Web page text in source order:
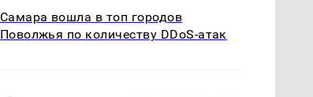
Самара вошла в топ городов
Поволжья по количеству DDoS-атак